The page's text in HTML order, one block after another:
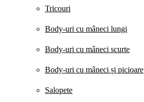
Tricouri
Body-uri cu mâneci lungi
Body-uri cu mâneci scurte
Body-uri cu mâneci și picioare
Salopete